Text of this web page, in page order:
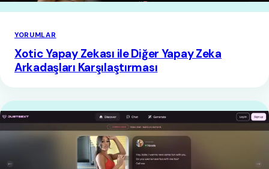
YORUMLAR
Xotic Yapay Zekası ile Diğer Yapay Zeka
Arkadaşları Karşılaştırması